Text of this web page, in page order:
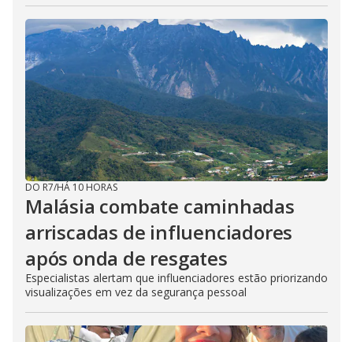
DO R7/HÁ 10 HORAS
Malásia combate caminhadas
arriscadas de influenciadores
após onda de resgates
Especialistas alertam que influenciadores estão priorizando
visualizações em vez da segurança pessoal